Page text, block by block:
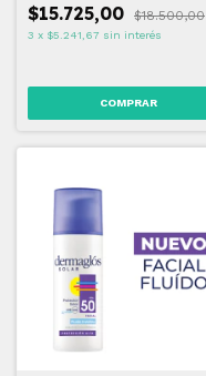
$15.725,00 $18.500,00
3 x $5.241,67 sin interés